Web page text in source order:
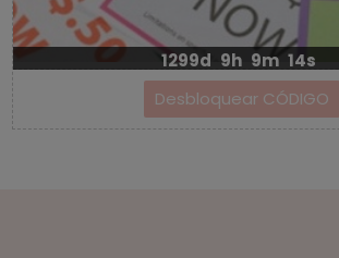
1299d 9h 9m 14s